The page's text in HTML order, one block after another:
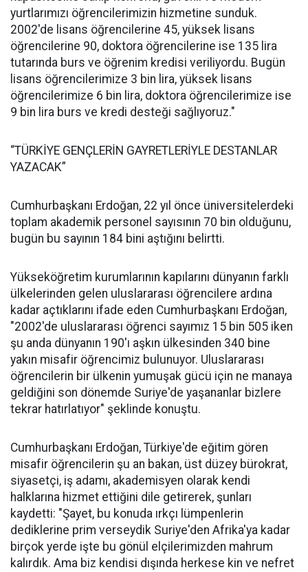
yurtlarımızı öğrencilerimizin hizmetine sunduk.
2002'de lisans öğrencilerine 45, yüksek lisans
öğrencilerine 90, doktora öğrencilerine ise 135 lira
tutarında burs ve öğrenim kredisi veriliyordu. Bugün
lisans öğrencilerimize 3 bin lira, yüksek lisans
öğrencilerimize 6 bin lira, doktora öğrencilerimize ise
9 bin lira burs ve kredi desteği sağlıyoruz."
“TÜRKİYE GENÇLERİN GAYRETLERİYLE DESTANLAR
YAZACAK”
Cumhurbaşkanı Erdoğan, 22 yıl önce üniversitelerdeki
toplam akademik personel sayısının 70 bin olduğunu,
bugün bu sayının 184 bini aştığını belirtti.
Yükseköğretim kurumlarının kapılarını dünyanın farklı
ülkelerinden gelen uluslararası öğrencilere ardına
kadar açtıklarını ifade eden Cumhurbaşkanı Erdoğan,
"2002'de uluslararası öğrenci sayımız 15 bin 505 iken
şu anda dünyanın 190'ı aşkın ülkesinden 340 bine
yakın misafir öğrencimiz bulunuyor. Uluslararası
öğrencilerin bir ülkenin yumuşak gücü için ne manaya
geldiğini son dönemde Suriye'de yaşananlar bizlere
tekrar hatırlatıyor" şeklinde konuştu.
Cumhurbaşkanı Erdoğan, Türkiye'de eğitim gören
misafir öğrencilerin şu an bakan, üst düzey bürokrat,
siyasetçi, iş adamı, akademisyen olarak kendi
halklarına hizmet ettiğini dile getirerek, şunları
kaydetti: "Şayet, bu konuda ırkçı lümpenlerin
dediklerine prim verseydik Suriye'den Afrika'ya kadar
birçok yerde işte bu gönül elçilerimizden mahrum
kalırdık. Ama biz kendisi dışında herkese kin ve nefret